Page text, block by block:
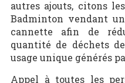
autres ajouts, citons
Badminton vendant
cannette afin de
quantité de déchets
usage unique générés
Appel à toutes les